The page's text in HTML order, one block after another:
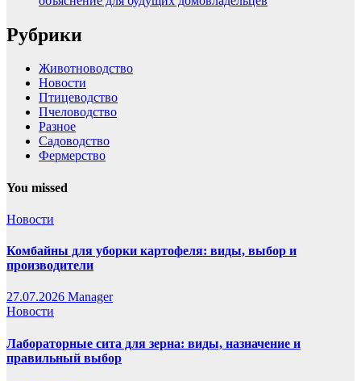
Рубрики
Животноводство
Новости
Птицеводство
Пчеловодство
Разное
Садоводство
Фермерство
You missed
Новости
Комбайны для уборки картофеля: виды, выбор и
производители
27.07.2026 Manager
Новости
Лабораторные сита для зерна: виды, назначение и
правильный выбор